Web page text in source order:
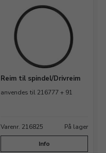
Reim til spindel/Drivreim
anvendes til 216777 + 91
Varenr. 216825 På lager
Info